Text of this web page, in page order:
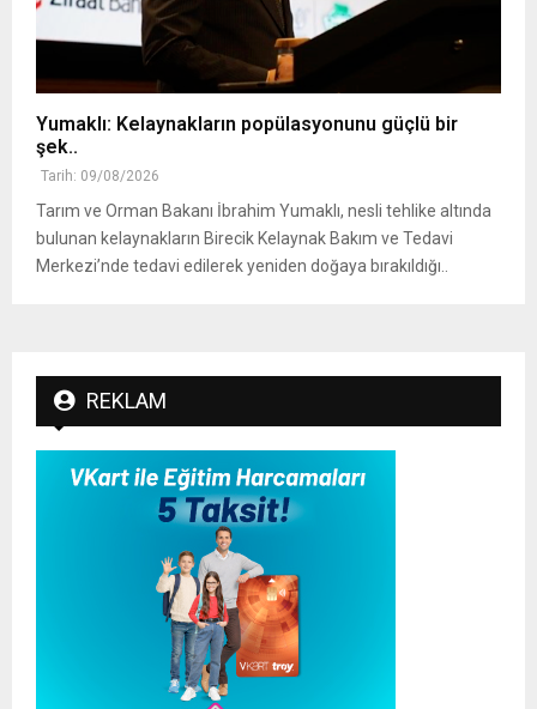
Yumaklı: Kelaynakların popülasyonunu güçlü bir
şek..
Tarih: 09/08/2026
Tarım ve Orman Bakanı İbrahim Yumaklı, nesli tehlike altında
bulunan kelaynakların Birecik Kelaynak Bakım ve Tedavi
Merkezi’nde tedavi edilerek yeniden doğaya bırakıldığı..
REKLAM